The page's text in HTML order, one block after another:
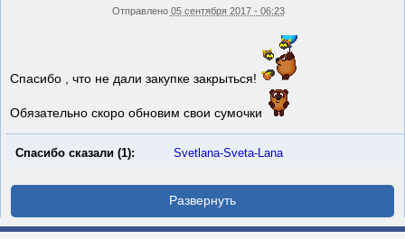
Отправлено 05 сентября 2017 - 06:23
Спасибо , что не дали закупке закрыться!
Обязательно скоро обновим свои сумочки
Спасибо сказали (1): Svetlana-Sveta-Lana